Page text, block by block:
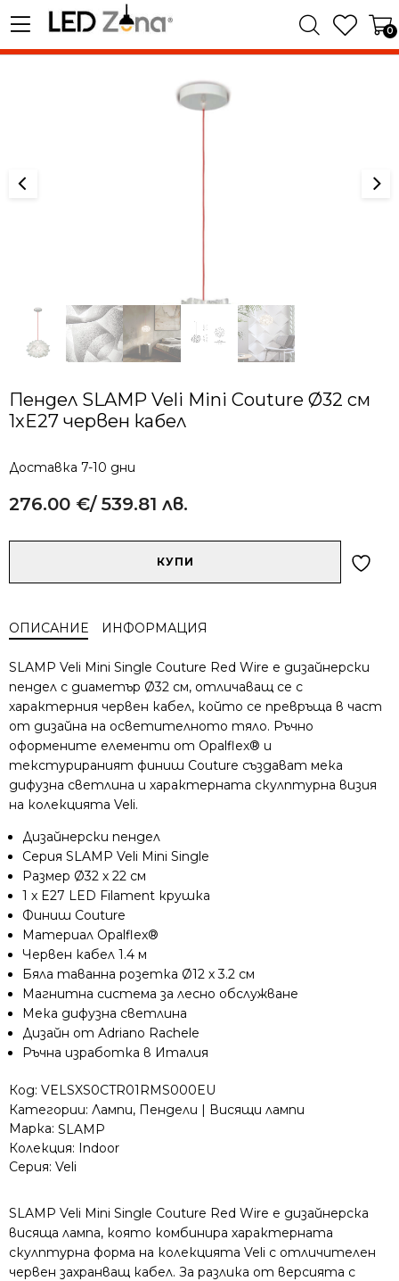
0
Пендел SLAMP Veli Mini Couture Ø32 см
1xE27 червен кабел
Доставка 7-10 дни
276.00 €/ 539.81 лв.
Veli
Couture
Ø32
см
1xE27
червен
кабел
КУПИ
ОПИСАНИЕ ИНФОРМАЦИЯ
SLAMP Veli Mini Single Couture Red Wire е дизайнерски
пендел с диаметър Ø32 см, отличаващ се с
характерния червен кабел, който се превръща в част
от дизайна на осветителното тяло. Ръчно
оформените елементи от Opalflex® и
текстурираният финиш Couture създават мека
дифузна светлина и характерната скулптурна визия
на колекцията Veli.
Дизайнерски пендел
Серия SLAMP Veli Mini Single
Размер Ø32 х 22 см
1 x E27 LED Filament крушка
Финиш Couture
Материал Opalflex®
Червен кабел 1.4 м
Бяла таванна розетка Ø12 х 3.2 см
Магнитна система за лесно обслужване
Мека дифузна светлина
Дизайн от Adriano Rachele
Ръчна изработка в Италия
Код: VELSXS0CTR01RMS000EU
Категории: Лампи, Пендели | Висящи лампи
Марка: SLAMP
Колекция: Indoor
Серия: Veli
SLAMP Veli Mini Single Couture Red Wire е дизайнерска
висяща лампа, която комбинира характерната
скулптурна форма на колекцията Veli с отличителен
червен захранващ кабел. За разлика от версията с